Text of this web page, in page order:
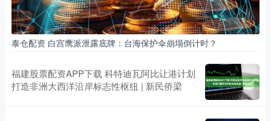
泰仓配资 白宫鹰派泄露底牌：台海保护伞崩塌倒计时？
福建股票配资APP下载 科特迪瓦阿比让港计划
打造非洲大西洋沿岸标志性枢纽 | 新民侨梁